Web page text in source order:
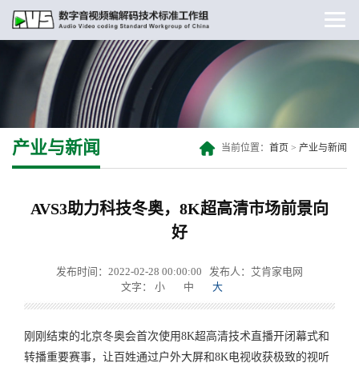
产业与新闻 当前位置： 首页 > 产业与新闻
AVS3助力科技冬奥，8K超高清市场前景向
好
发布时间：2022-02-28 00:00:00
发布人：艾肯家电网
文字：
小 中 大
刚刚结束的北京冬奥会首次使用8K超高清技术直播开闭幕式和
转播重要赛事，让百姓通过户外大屏和8K电视收获极致的视听